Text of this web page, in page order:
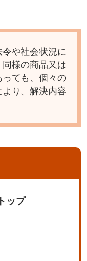
や社会状況に
様の商品又は
ても、個々の
り、解決内容
ップ